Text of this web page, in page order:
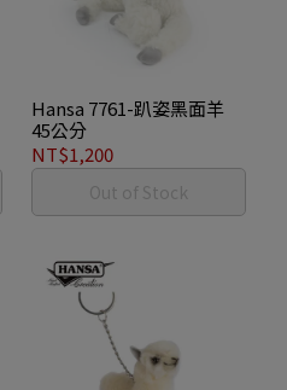
Hansa 7761-趴姿黑面羊
45公分
NT$1,200
Out of Stock